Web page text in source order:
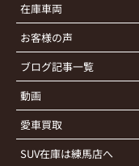
在庫車両
お客様の声
ブログ記事一覧
動画
愛車買取
SUV在庫は練馬店へ